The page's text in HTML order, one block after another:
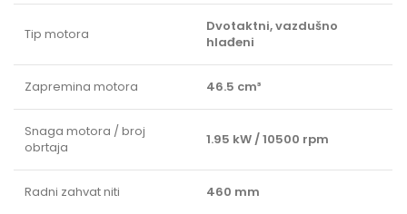
Tip motora
Dvotaktni, vazdušno
hlađeni
Zapremina motora 46.5 cm³
Snaga motora / broj
obrtaja
1.95 kW / 10500 rpm
Radni zahvat niti 460 mm